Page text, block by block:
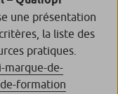
une présentation
la liste des
pratiques.
marque-de-
formation